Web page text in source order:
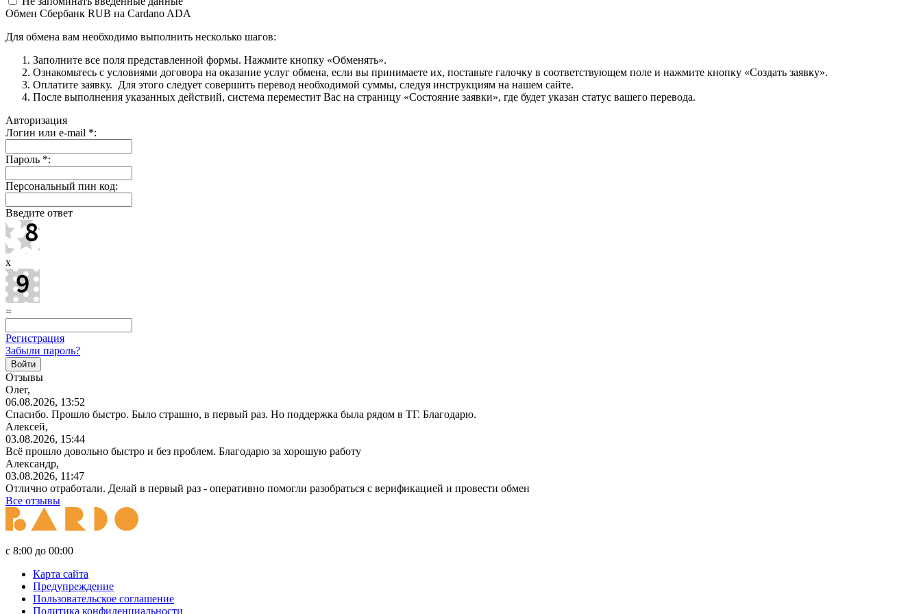
Обмен Сбербанк RUB на Cardano ADA
Для обмена вам необходимо выполнить несколько шагов:
Заполните все поля представленной формы. Нажмите кнопку «Обменять».
Ознакомьтесь с условиями договора на оказание услуг обмена, если вы принимаете их, поставьте галочку в соответствующем поле и нажмите кнопку «Создать заявку».
Оплатите заявку. Для этого следует совершить перевод необходимой суммы, следуя инструкциям на нашем сайте.
После выполнения указанных действий, система переместит Вас на страницу «Состояние заявки», где будет указан статус вашего перевода.
Авторизация
Логин или e-mail *:
Пароль *:
Персональный пин код:
Введите ответ
x
=
Регистрация
Забыли пароль?
Отзывы
Олег,
06.08.2026, 13:52
Спасибо. Прошло быстро. Было страшно, в первый раз. Но поддержка была рядом в ТГ. Благодарю.
Алексей,
03.08.2026, 15:44
Всё прошло довольно быстро и без проблем. Благодарю за хорошую работу
Александр,
03.08.2026, 11:47
Отлично отработали. Делай в первый раз - оперативно помогли разобраться с верификацией и провести обмен
Все отзывы
с 8:00 до 00:00
Карта сайта
Предупреждение
Пользовательское соглашение
Политика конфиденциальности